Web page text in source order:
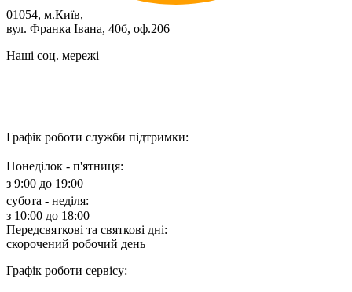
01054, м.Київ,
вул. Франка Івана, 40б, оф.206
Наші соц. мережі
Графік роботи служби підтримки:
Понеділок - п'ятниця:
з 9:00 до 19:00
субота - неділя:
з 10:00 до 18:00
Передсвяткові та святкові дні:
скорочений робочий день
Графік роботи сервісу: